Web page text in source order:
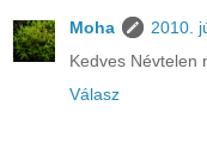
Moha
2010.
Kedves Névtelen
Válasz